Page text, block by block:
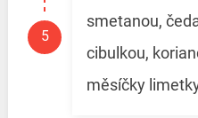
smetanou,
cibulkou,
měsíčky